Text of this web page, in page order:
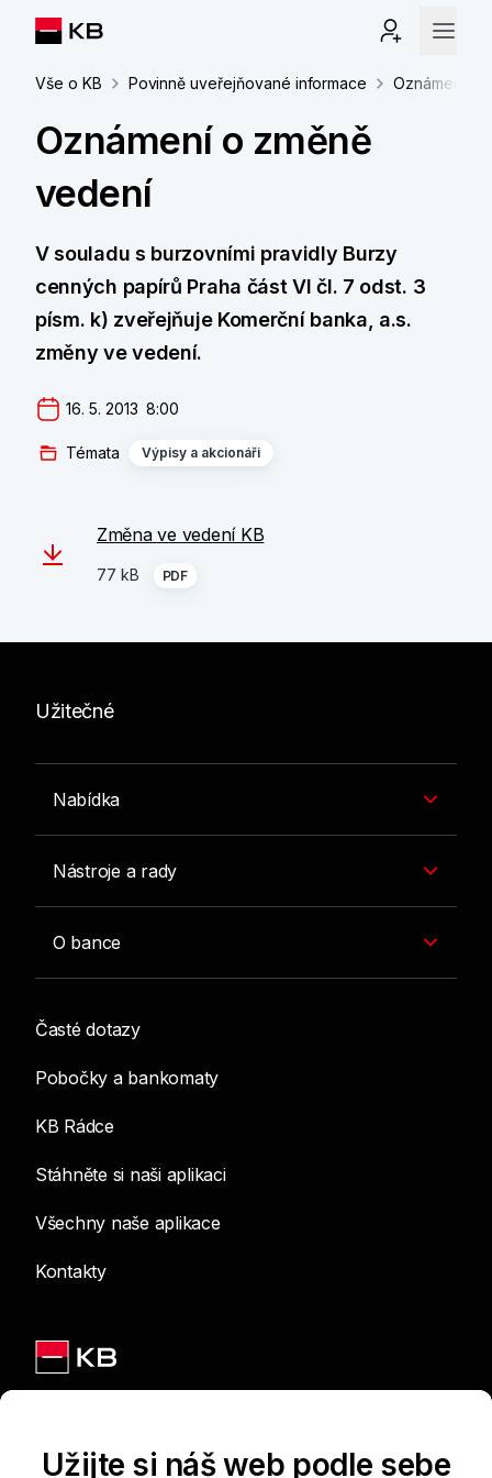
Vše o KB Povinně uveřejňované informace Oznámení o
Oznámení o změně
vedení
V souladu s burzovními pravidly Burzy
cenných papírů Praha část VI čl. 7 odst. 3
písm. k) zveřejňuje Komerční banka, a.s.
změny ve vedení.
16. 5. 2013  8:00
Témata Výpisy a akcionáři
Změna ve vedení KB
77 kB PDF
Užitečné
Nabídka
Nástroje a rady
O bance
Časté dotazy
Pobočky a bankomaty
KB Rádce
Stáhněte si naši aplikaci
Všechny naše aplikace
Kontakty
Užijte si náš web podle sebe